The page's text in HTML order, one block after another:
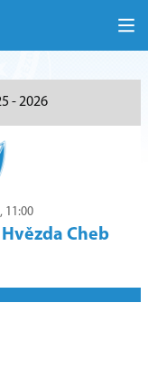
- 2026
11:00
Hvězda Cheb